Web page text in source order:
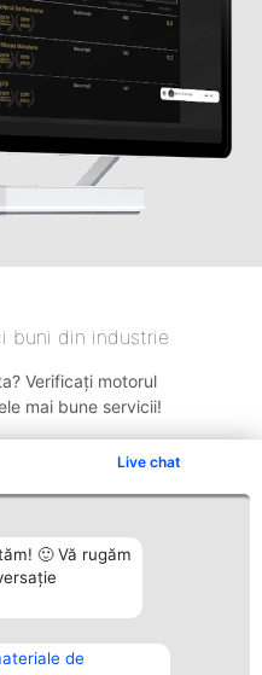
Live chat
🙂 Vă rugăm
de
buni din industrie
Verificați motorul
mai bune servicii!
Contact